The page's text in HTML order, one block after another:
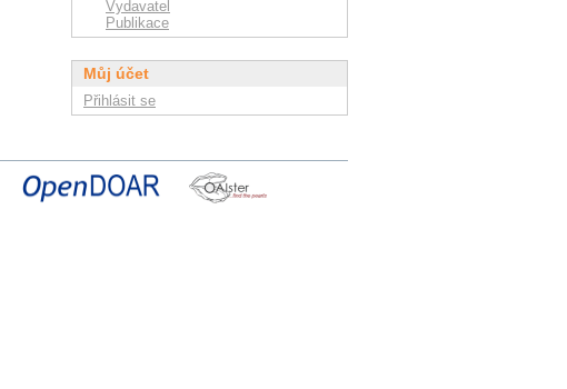
Vydavatel
Publikace
Můj účet
Přihlásit se